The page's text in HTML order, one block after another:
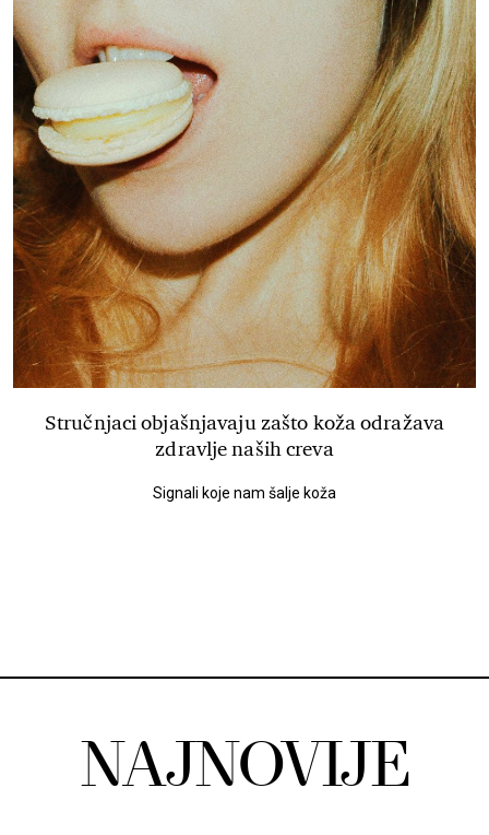
Stručnjaci objašnjavaju zašto koža odražava
zdravlje naših creva
Signali koje nam šalje koža
NAJNOVIJE